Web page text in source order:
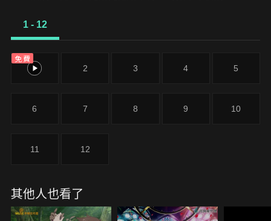
是，即使迎來10歲生日，仍然沒有達到交朋友這個目
1 - 12
免費
1 2 3 4 5
6 7 8 9 10
11 12
其他人也看了